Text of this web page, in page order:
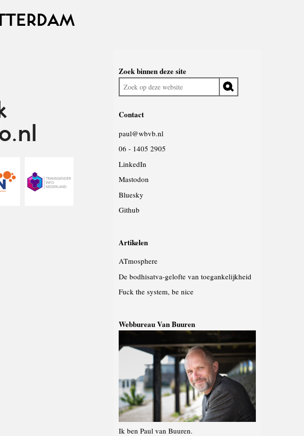
algemeen
Zoek binnen deze site
Zoek
op
website
Contact
paul@wbvb.nl
06 - 1405 2905
LinkedIn
Mastodon
Bluesky
Github
Artikelen
ATmosphere
De bodhisatva-gelofte van toegankelijkheid
Fuck the system, be nice
Webbureau Van Buuren
Ik ben Paul van Buuren.